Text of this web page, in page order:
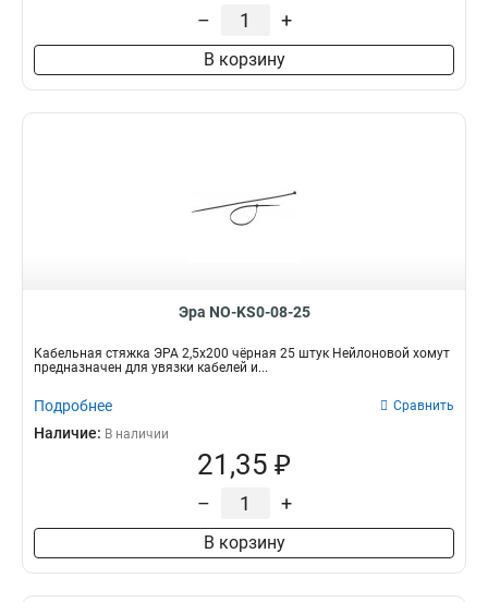
– +
В корзину
Эра NO-KS0-08-25
Кабельная стяжка ЭРА 2,5х200 чёрная 25 штук Нейлоновой хомут
предназначен для увязки кабелей и...
Подробнее Сравнить
Наличие: В наличии
21,35 ₽
– +
В корзину